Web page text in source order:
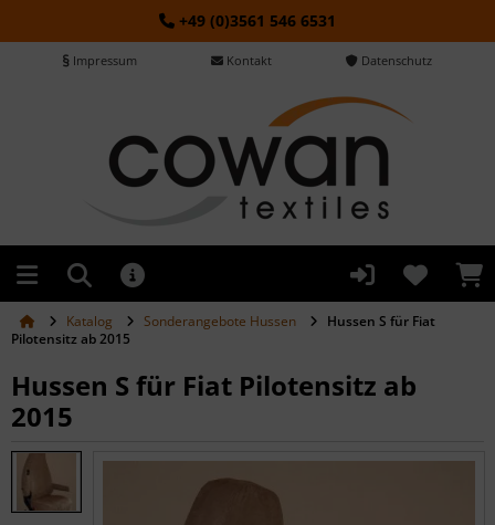
+49 (0)3561 546 6531
Impressum Kontakt Datenschutz
Katalog Sonderangebote Hussen
Hussen S für Fiat
Pilotensitz ab 2015
Hussen S für Fiat Pilotensitz ab
2015